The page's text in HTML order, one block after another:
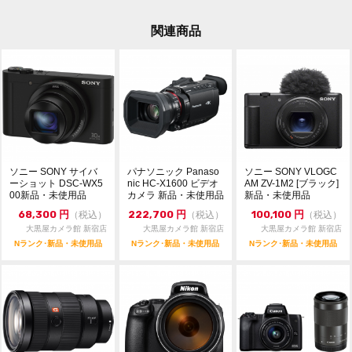
お買取り、下取りも行っております。
関連商品
ソニー SONY サイバ
ーショット DSC-WX5
00新品・未使用品
68,300 円 （税込）
大黒屋カメラ館 新宿店
Nランク･新品・未使用品
パナソニック Panaso
nic HC-X1600 ビデオ
カメラ 新品・未使用品
222,700 円 （税込）
大黒屋カメラ館 新宿店
Nランク･新品・未使用品
ソニー SONY VLOGC
AM ZV-1M2 [ブラック]
新品・未使用品
100,100 円 （税込）
大黒屋カメラ館 新宿店
Nランク･新品・未使用品